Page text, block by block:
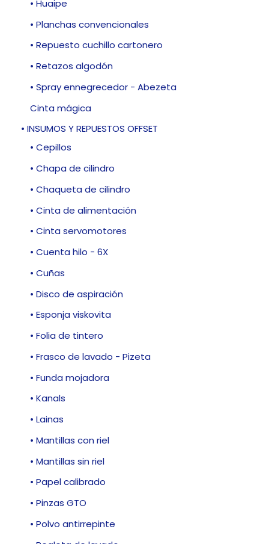
• Huaipe
• Planchas convencionales
• Repuesto cuchillo cartonero
• Retazos algodón
• Spray ennegrecedor - Abezeta
Cinta mágica
• INSUMOS Y REPUESTOS OFFSET
• Cepillos
• Chapa de cilindro
• Chaqueta de cilindro
• Cinta de alimentación
• Cinta servomotores
• Cuenta hilo - 6X
• Cuñas
• Disco de aspiración
• Esponja viskovita
• Folia de tintero
• Frasco de lavado - Pizeta
• Funda mojadora
• Kanals
• Lainas
• Mantillas con riel
• Mantillas sin riel
• Papel calibrado
• Pinzas GTO
• Polvo antirrepinte